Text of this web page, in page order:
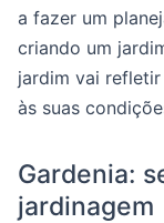
a fazer um
criando um
jardim vai
às suas
Gardenia:
jardinagem